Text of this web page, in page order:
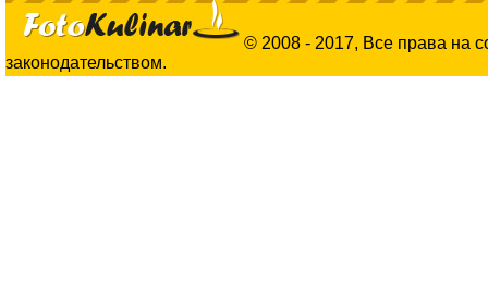
© 2008 - 2017, Все права на
законодательством.